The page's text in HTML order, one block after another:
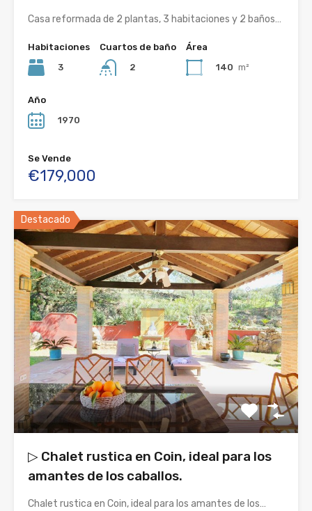
Casa reformada de 2 plantas, 3 habitaciones y 2 baños…
Habitaciones
3
Cuartos de baño
2
Área
140 m²
Año
1970
Se Vende
€179,000
Destacado
▷ Chalet rustica en Coin, ideal para los
amantes de los caballos.
Chalet rustica en Coin, ideal para los amantes de los…